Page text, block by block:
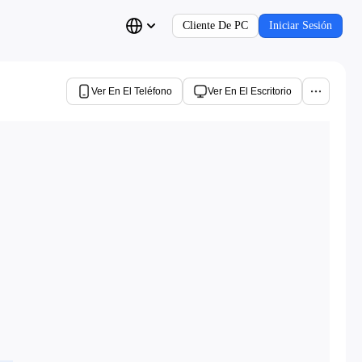
Cliente De PC Iniciar Sesión
Ver En El Teléfono Ver En El Escritorio